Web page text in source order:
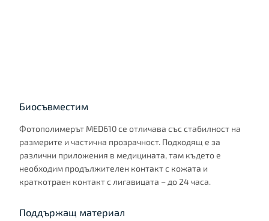
Биосъвместим
Фотополимерът MED610 се отличава със стабилност на
размерите и частична прозрачност. Подходящ е за
различни приложения в медицината, там където е
необходим продължителен контакт с кожата и
краткотраен контакт с лигавицата – до 24 часа.
Поддържащ материал